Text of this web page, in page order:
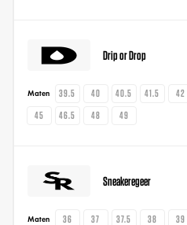
Drip or Drop
Maten 39.5 40 40.5 41.5 42
45
46.5 48 49
Sneakeregeer
Maten 36 37 37.5 38 39